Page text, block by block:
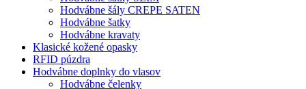
Hodvábne šály CREPE SATEN
Hodvábne šatky
Hodvábne kravaty
Klasické kožené opasky
RFID púzdra
Hodvábne doplnky do vlasov
Hodvábne čelenky